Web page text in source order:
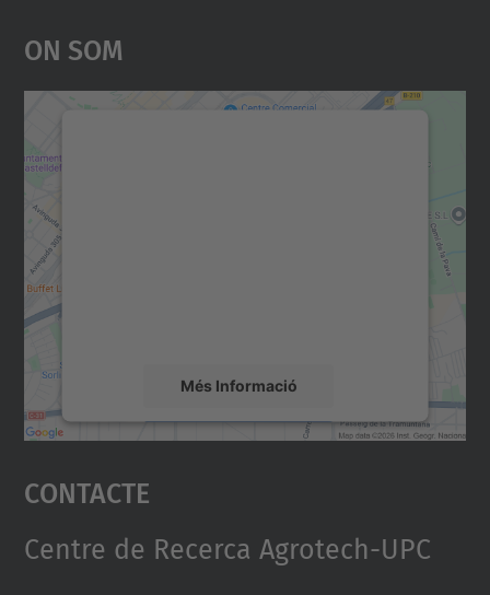
On Som
Més Informació
Accepta
powered by
Contacte
Centre de Recerca Agrotech-UPC